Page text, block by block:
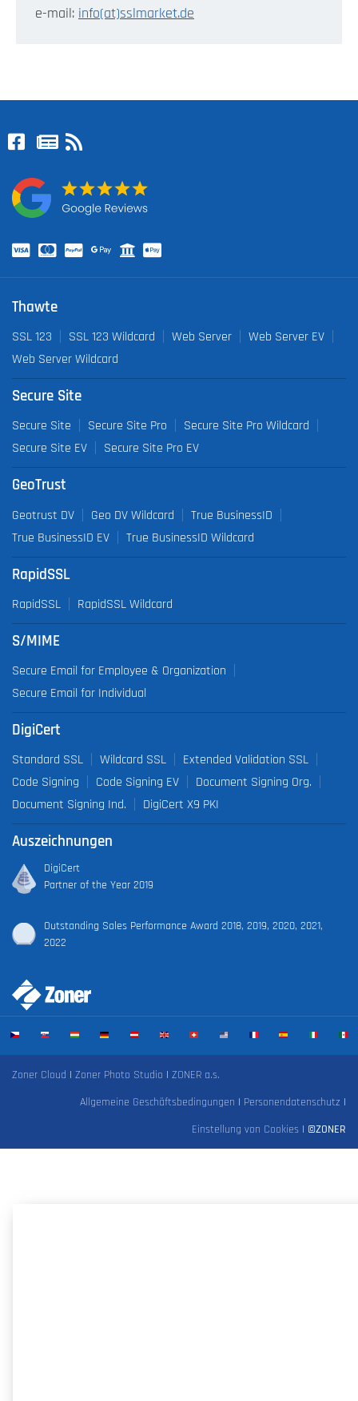
e-mail: info(at)sslmarket.de
Thawte
SSL 123 SSL 123 Wildcard Web Server
Web Server EV
Web Server Wildcard
Secure Site
Secure Site Secure Site Pro
Secure Site Pro Wildcard
Secure Site EV
Secure Site Pro EV
GeoTrust
Geotrust DV Geo DV Wildcard
True BusinessID
True BusinessID EV
True BusinessID Wildcard
RapidSSL
RapidSSL RapidSSL Wildcard
S/MIME
Secure Email for Employee & Organization
Secure Email for Individual
DigiCert
Standard SSL Wildcard SSL
Extended Validation SSL
Code Signing
Code Signing EV
Document Signing Org.
Document Signing Ind.
DigiCert X9 PKI
Auszeichnungen
DigiCert
Partner of the Year 2019
Outstanding Sales Performance Award 2018, 2019, 2020, 2021,
2022
Zoner Cloud | Zoner Photo Studio | ZONER a.s.
Allgemeine Geschäftsbedingungen | Personendatenschutz |
Einstellung von Cookies | ©ZONER